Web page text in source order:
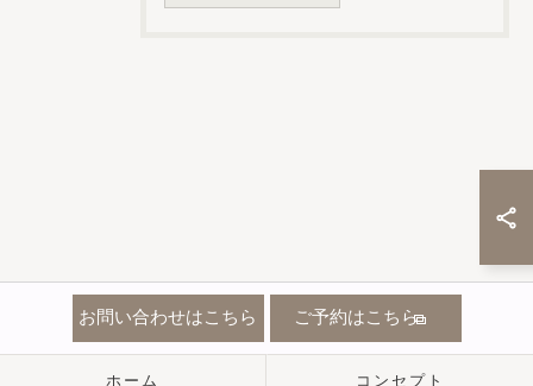
お問い合わせはこちら ご予約はこちら
ホーム コンセプト